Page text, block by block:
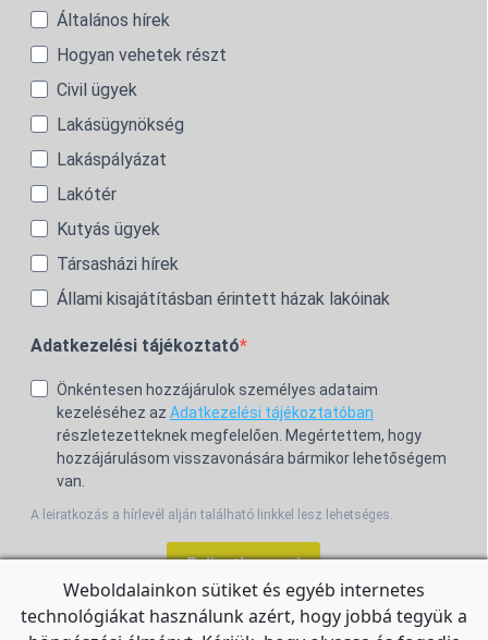
Általános hírek
Hogyan vehetek részt
Civil ügyek
Lakásügynökség
Lakáspályázat
Lakótér
Kutyás ügyek
Társasházi hírek
Állami kisajátításban érintett házak lakóinak
Adatkezelési tájékoztató
Önkéntesen hozzájárulok személyes adataim
kezeléséhez az Adatkezelési tájékoztatóban
részletezetteknek megfelelően. Megértettem, hogy
hozzájárulásom visszavonására bármikor lehetőségem
van.
A leiratkozás a hírlevél alján található linkkel lesz lehetséges.
Feliratkozom!
Weboldalainkon sütiket és egyéb internetes
technológiákat használunk azért, hogy jobbá tegyük a